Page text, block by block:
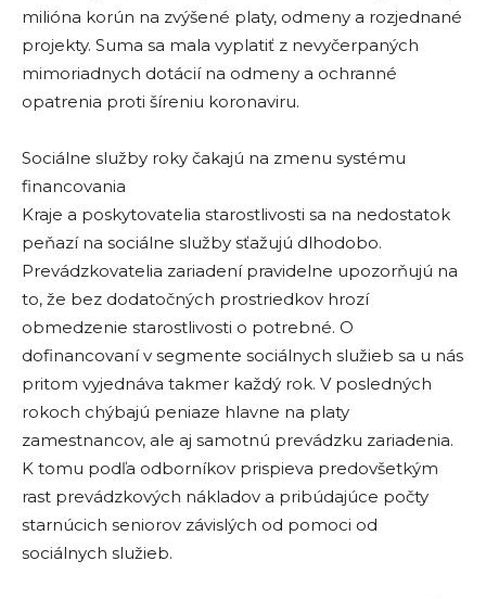
milióna korún na zvýšené platy, odmeny a rozjednané
projekty. Suma sa mala vyplatiť z nevyčerpaných
mimoriadnych dotácií na odmeny a ochranné
opatrenia proti šíreniu koronaviru.
Sociálne služby roky čakajú na zmenu systému
financovania
Kraje a poskytovatelia starostlivosti sa na nedostatok
peňazí na sociálne služby sťažujú dlhodobo.
Prevádzkovatelia zariadení pravidelne upozorňujú na
to, že bez dodatočných prostriedkov hrozí
obmedzenie starostlivosti o potrebné. O
dofinancovaní v segmente sociálnych služieb sa u nás
pritom vyjednáva takmer každý rok. V posledných
rokoch chýbajú peniaze hlavne na platy
zamestnancov, ale aj samotnú prevádzku zariadenia.
K tomu podľa odborníkov prispieva predovšetkým
rast prevádzkových nákladov a pribúdajúce počty
starnúcich seniorov závislých od pomoci od
sociálnych služieb.